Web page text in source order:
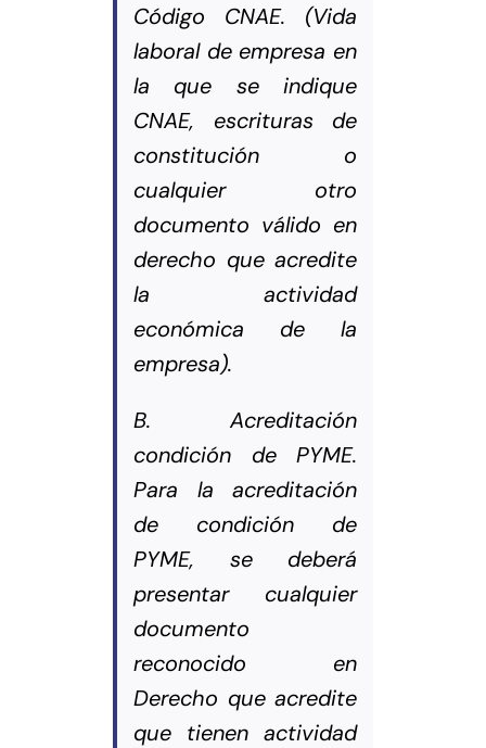
Código CNAE. (Vida
laboral de empresa en
la que se indique
CNAE, escrituras de
constitución o
cualquier otro
documento válido en
derecho que acredite
la actividad
económica de la
empresa).
B. Acreditación
condición de PYME.
Para la acreditación
de condición de
PYME, se deberá
presentar cualquier
documento
reconocido en
Derecho que acredite
que tienen actividad